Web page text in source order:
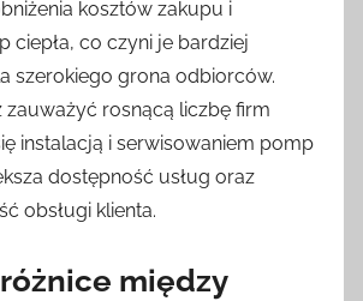
kosztów zakupu i
ciepła, co czyni je bardziej
szerokiego grona odbiorców.
zauważyć rosnącą liczbę firm
instalacją i serwisowaniem pomp
dostępność usług oraz
obsługi klienta.
między